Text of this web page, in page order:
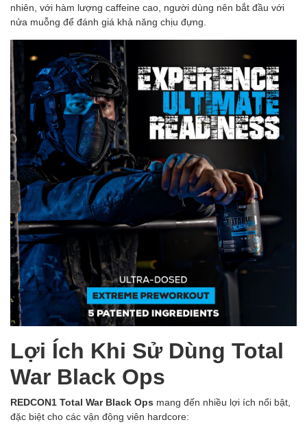
nhiên, với hàm lượng caffeine cao, người dùng nên bắt đầu với
nửa muỗng để đánh giá khả năng chịu đựng.
Lợi Ích Khi Sử Dùng Total
War Black Ops
REDCON1 Total War Black Ops mang đến nhiều lợi ích nổi bật,
đặc biệt cho các vận động viên hardcore: